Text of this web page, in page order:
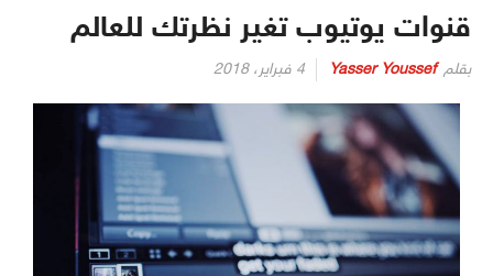
قنوات يوتيوب تغير نظرتك للعالم
بقلم Yasser Youssef 4 فبراير، 2018